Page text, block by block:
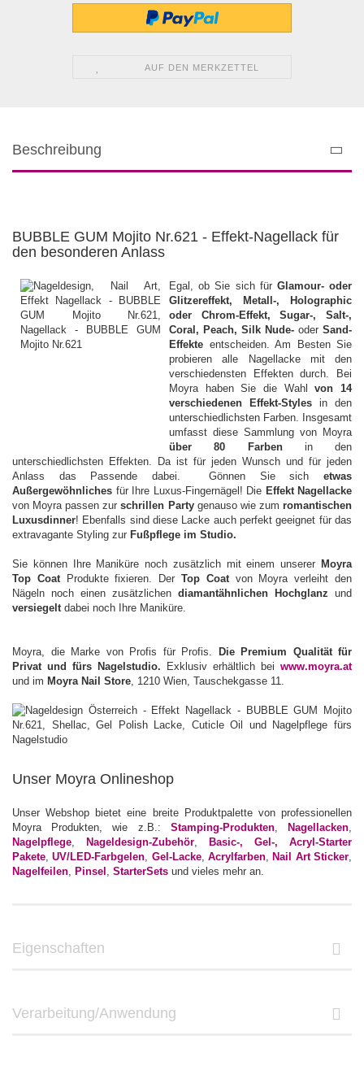
AUF DEN MERKZETTEL
Beschreibung
BUBBLE GUM Mojito Nr.621 - Effekt-Nagellack für
den besonderen Anlass
Egal, ob Sie sich für Glamour- oder
Glitzereffekt, Metall-, Holographic
oder Chrom-Effekt, Sugar-, Salt-,
Coral, Peach, Silk Nude- oder Sand-
Effekte entscheiden. Am Besten Sie
probieren alle Nagellacke mit den
verschiedensten Effekten durch. Bei
Moyra haben Sie die Wahlvon 14
verschiedenen Effekt-Styles in den
unterschiedlichsten Farben. Insgesamt
umfasst diese Sammlung von Moyra
über 80 Farbenin den
unterschiedlichsten Effekten. Da ist für jeden Wunsch und für jeden
Anlass das Passende dabei. Gönnen Sie sich etwas
Außergewöhnliches für Ihre Luxus-Fingernägel! Die Effekt Nagellacke
von Moyra passen zurschrillen Partygenauso wie zumromantischen
Luxusdinner! Ebenfalls sind diese Lacke auch perfekt geeignet für das
extravagante Styling zur Fußpflege im Studio.
Sie können Ihre Maniküre noch zusätzlich mit einem unserer Moyra
Top Coat Produkte fixieren. DerTop Coatvon Moyra verleiht den
Nägeln noch einen zusätzlichen diamantähnlichen Hochglanz und
versiegelt dabei noch Ihre Maniküre.
Moyra, die Marke von Profis für Profis. Die Premium Qualität für
Privat und fürs Nagelstudio. Exklusiv erhältlich bei www.moyra.at
und im Moyra Nail Store , 1210 Wien, Tauschekgasse 11.
Unser Moyra Onlineshop
Unser Webshop bietet eine breite Produktpalette von professionellen
Moyra Produkten, wie z.B.: Stamping-Produkten, Nagellacken
Nagelpflege
Nageldesign-Zubehör
Basic-, Gel-, Acryl-Starter
Pakete ,UV/LED-Farbgelen Gel-Lacke,Acrylfarben ,Nail Art Sticker
Nagelfeilen Pinsel StarterSets und vieles mehr an.
Eigenschaften
Verarbeitung/Anwendung